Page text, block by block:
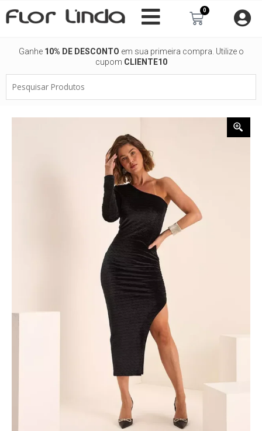
para
0
Carrinho
Ganhe 10% DE DESCONTO em sua primeira compra. Utilize o
cupom CLIENTE10
Produtos